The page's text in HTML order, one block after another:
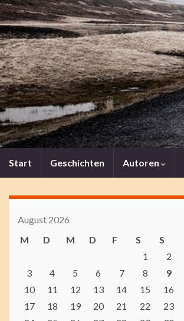
Start Geschichten Autoren
August 2026
M
D M D F S
S
1
2
3
4 5 6 7 8
9
10
11 12 13 14 15
16
17
18 19 20 21 22
23